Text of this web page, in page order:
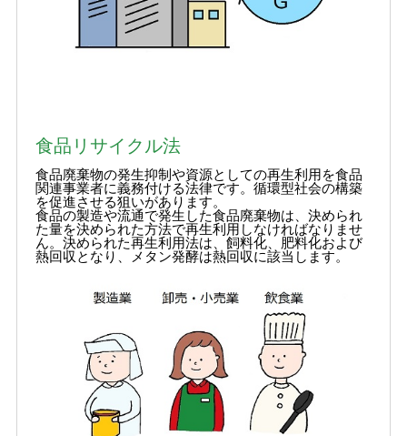
食品リサイクル法
食品廃棄物の発生抑制や資源としての再生利用を食品
関連事業者に義務付ける法律です。循環型社会の構築
を促進させる狙いがあります。
食品の製造や流通で発生した食品廃棄物は、決められ
た量を決められた方法で再生利用しなければなりませ
ん。決められた再生利用法は、飼料化、肥料化および
熱回収となり、メタン発酵は熱回収に該当します。